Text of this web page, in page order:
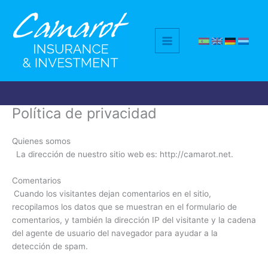
springen
Política de privacidad
Quienes somos
La dirección de nuestro sitio web es: http://camarot.net.
Comentarios
Cuando los visitantes dejan comentarios en el sitio,
recopilamos los datos que se muestran en el formulario de
comentarios, y también la dirección IP del visitante y la cadena
del agente de usuario del navegador para ayudar a la
detección de spam.